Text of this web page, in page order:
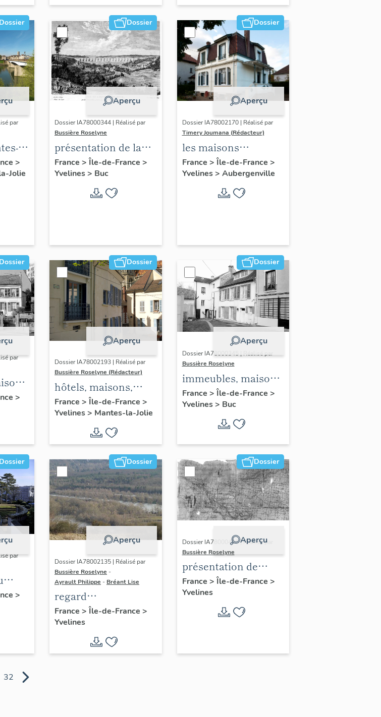
Dossier
par
la-
>
Jolie
Dossier
Aperçu
Dossier IA78000344 | Réalisé par
Bussière Roselyne
présentation de la
commune de Buc
France > Île-de-France >
Yvelines> Buc
Dossier
Aperçu
Dossier IA78002170 | Réalisé par
Timery Joumana (Rédacteur)
les maisons
d'Elisabethville
France > Île-de-France >
Yvelines> Aubergenville
Dossier
par
>
Dossier
Aperçu
Dossier IA78002193 | Réalisé par
Bussière Roselyne (Rédacteur)
hôtels, maisons,
immeubles
France > Île-de-France >
Yvelines> Mantes-la-Jolie
Dossier
Aperçu
Dossier IA78000345 | Réalisé par
Bussière Roselyne
immeubles, maisons,
fermes
France > Île-de-France >
Yvelines> Buc
Dossier
par
>
Dossier
Aperçu
Dossier IA78002135 | Réalisé par
Bussière Roselyne -
Ayrault Philippe - Bréant Lise
regard
photographique sur
le territoire de Seine-
France > Île-de-France >
Yvelines
Dossier
Aperçu
Dossier IA78000496 | Réalisé par
Bussière Roselyne
présentation de
l'étude du
patrimoine de l'aire
d'étude Versailles
périphérie sud
France > Île-de-France >
Yvelines
32